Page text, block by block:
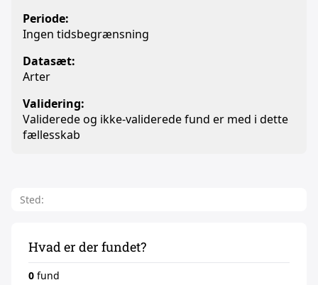
Periode:
Ingen tidsbegrænsning
Datasæt:
Arter
Validering:
Validerede og ikke-validerede fund er med i dette
fællesskab
Sted:
Hvad er der fundet?
0 fund